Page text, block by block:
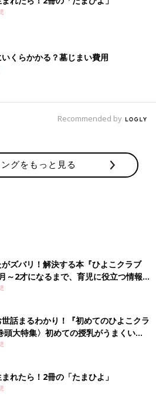
くらかかる？墓じまい費用
Recommended by
グをもっと見る
ズバリ！解決する本『ひよこクラブ
2才になるまで、育児に役立つ情報が
話まるわかり！『初めてのひよこクラ
頭大特集〉初めての授乳がうまくい
・ミルクの基本と夏のトラブル 解決テ
れたら！2冊の「たまひよ」